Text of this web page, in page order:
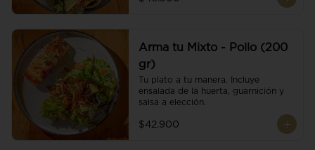
Arma tu Mixto - Pollo (200
gr)
Tu plato a tu manera. Incluye
ensalada de la huerta, guarnición y
salsa a elección.
$42.900